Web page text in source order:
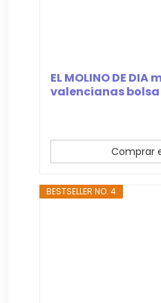
EL MOLINO DE
valencianas bolsa
Comprar
BESTSELLER NO. 4